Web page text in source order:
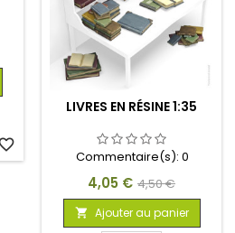
LIVRES EN RÉSINE 1:35
Commentaire(s): 0
Prix
4,05 € Prix
de
base
4,50 €
 Ajouter au panier